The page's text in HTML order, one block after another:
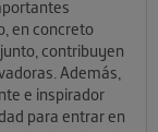
en concreto
contribuyen
Además,
e inspirador
para entrar en